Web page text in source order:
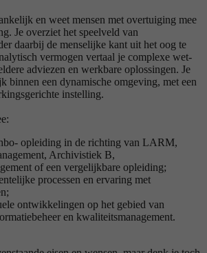
en weet mensen met overtuiging mee
Je overziet het speelveld van
daarbij de menselijke kant uit het oog te
vermogen vertaal je complexe wet-
adviezen en werkbare oplossingen. Je
binnen een dynamische omgeving, met een
instelling.
opleiding in de richting van LARM,
Archivistiek B,
of een vergelijkbare opleiding;
processen en ervaring met
ontwikkelingen op het gebied van
en kwaliteitsmanagement.